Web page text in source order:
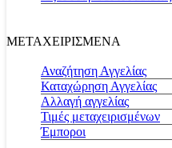
ΜΕΤΑΧΕΙΡΙΣΜΕΝΑ
Αναζήτηση Αγγελίας
Καταχώρηση Αγγελίας
Αλλαγή αγγελίας
Τιμές μεταχειρισμένων
Έμποροι